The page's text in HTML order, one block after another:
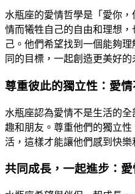
水瓶座的愛情哲學是「愛你
情而犧牲自己的自由和理想
己。他們希望找到一個能夠
同的目標，一起創造更美好的
尊重彼此的獨立性：愛情
水瓶座認為愛情不是生活的
趣和朋友。尊重他們的獨立
活，這樣才能讓他們感到快樂
共同成長，一起進步：愛